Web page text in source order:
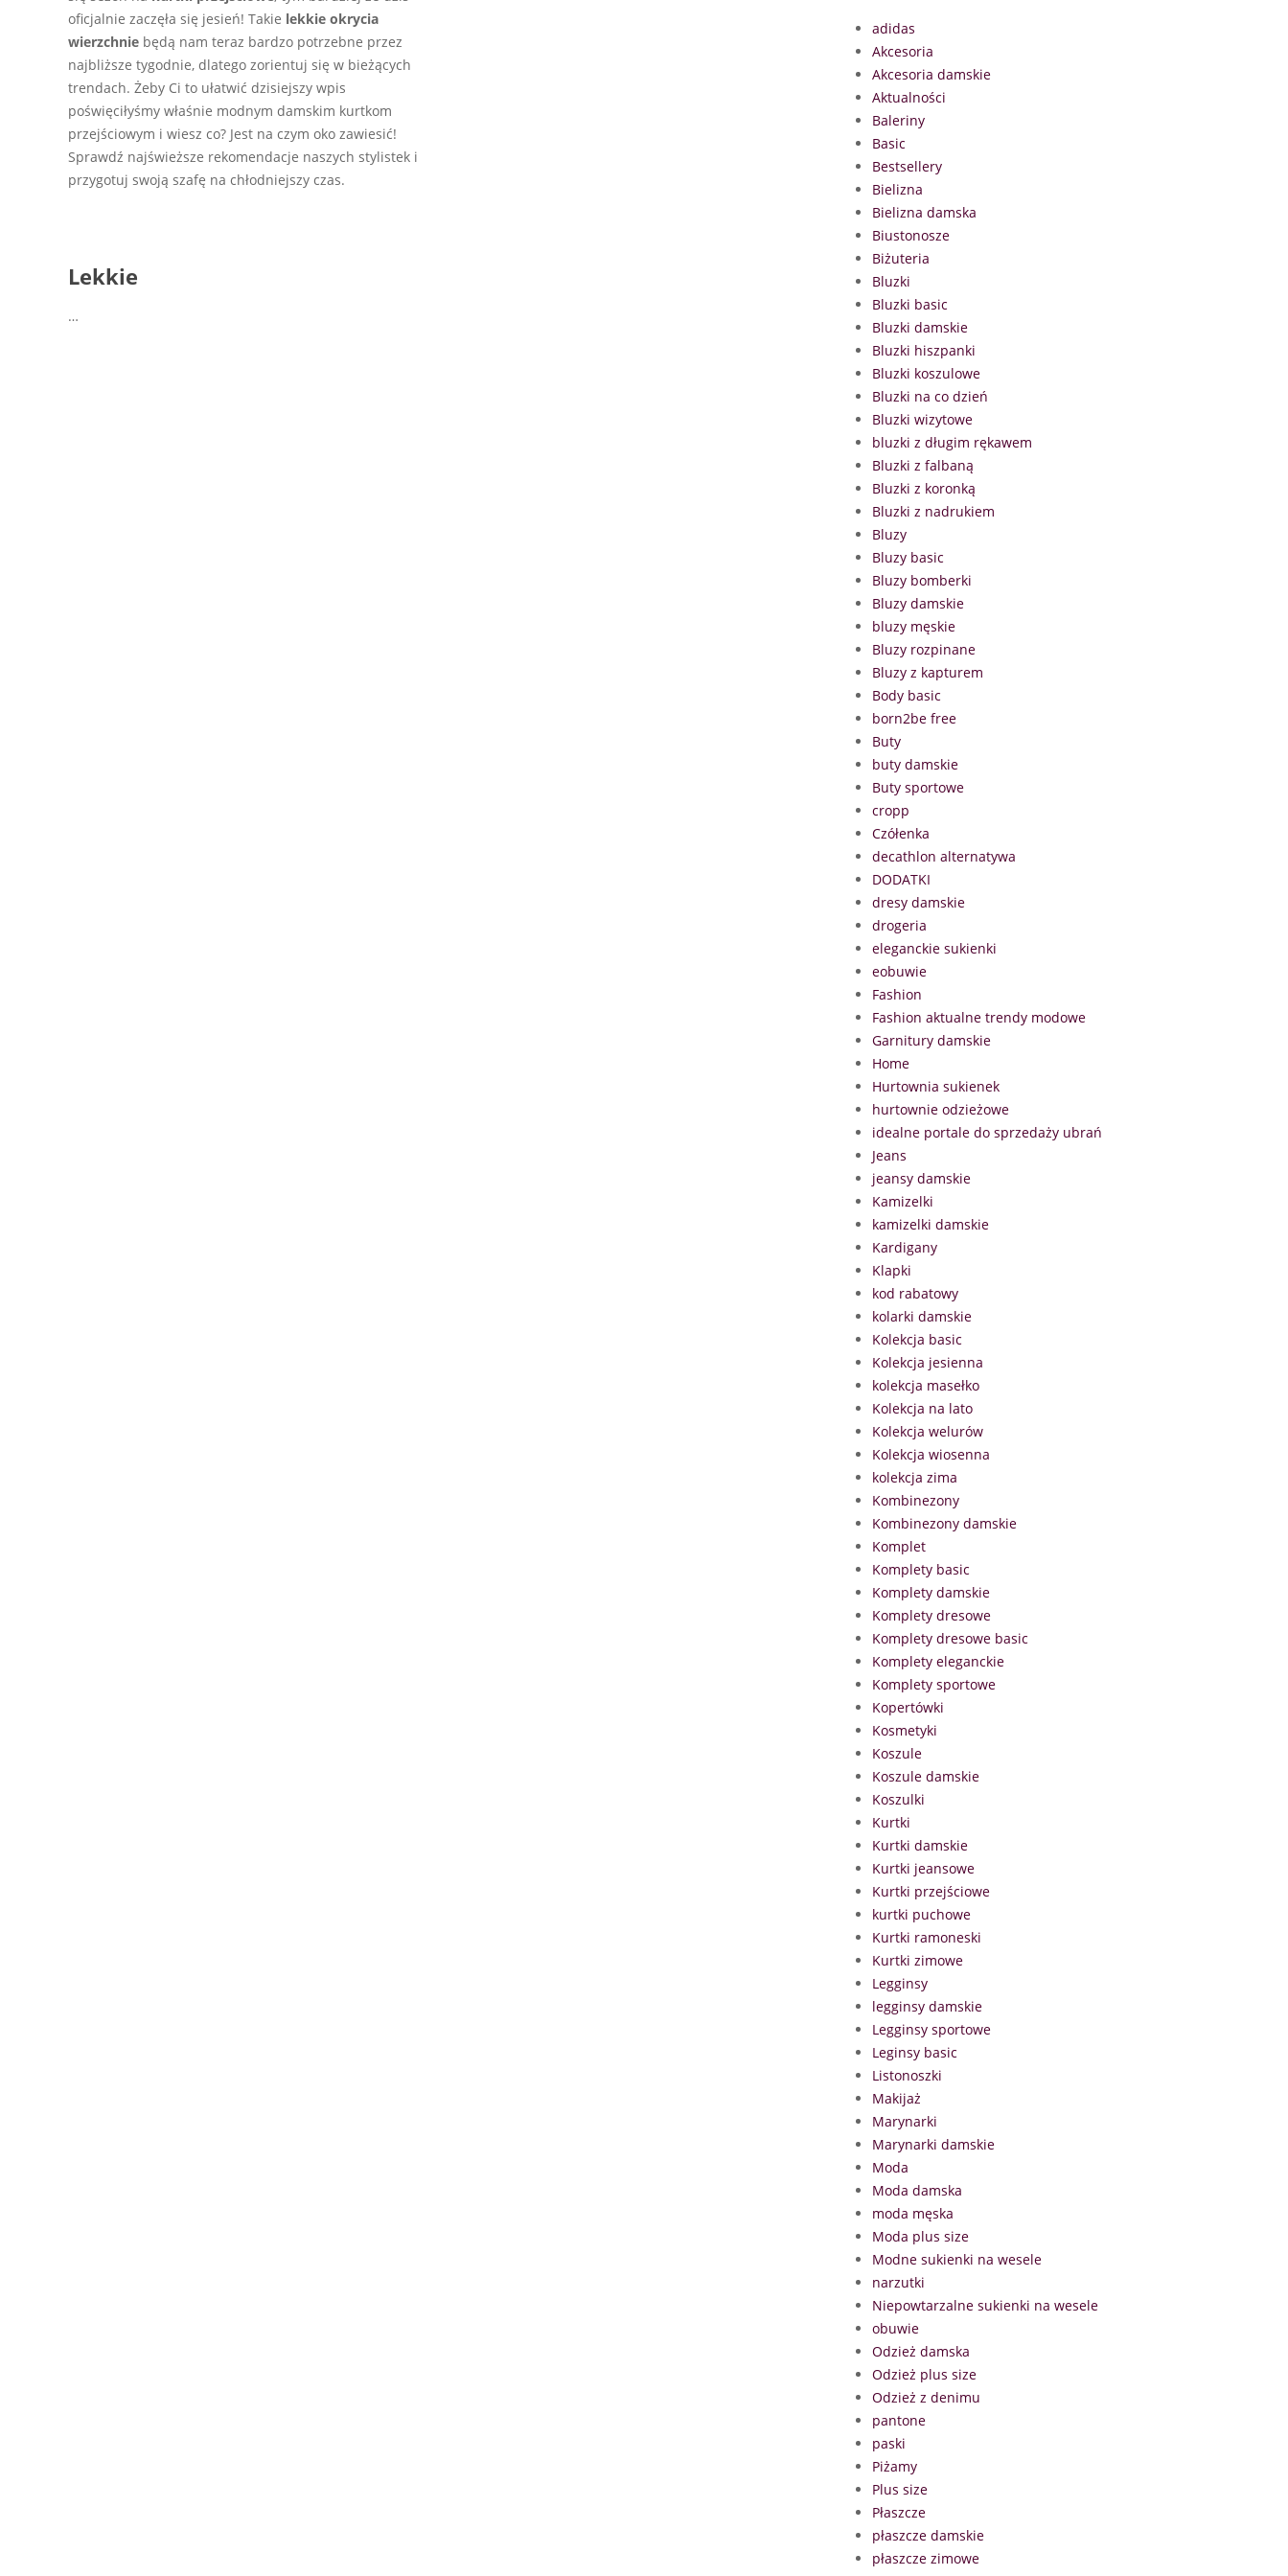
oficjalnie zaczęła się jesień! Takie lekkie okrycia
wierzchnie będą nam teraz bardzo potrzebne przez
najbliższe tygodnie, dlatego zorientuj się w bieżących
trendach. Żeby Ci to ułatwić dzisiejszy wpis
poświęciłyśmy właśnie modnym damskim kurtkom
przejściowym i wiesz co? Jest na czym oko zawiesić!
Sprawdź najświeższe rekomendacje naszych stylistek i
przygotuj swoją szafę na chłodniejszy czas.
Lekkie
…
adidas
Akcesoria
Akcesoria damskie
Aktualności
Baleriny
Basic
Bestsellery
Bielizna
Bielizna damska
Biustonosze
Biżuteria
Bluzki
Bluzki basic
Bluzki damskie
Bluzki hiszpanki
Bluzki koszulowe
Bluzki na co dzień
Bluzki wizytowe
bluzki z długim rękawem
Bluzki z falbaną
Bluzki z koronką
Bluzki z nadrukiem
Bluzy
Bluzy basic
Bluzy bomberki
Bluzy damskie
bluzy męskie
Bluzy rozpinane
Bluzy z kapturem
Body basic
born2be free
Buty
buty damskie
Buty sportowe
cropp
Czółenka
decathlon alternatywa
DODATKI
dresy damskie
drogeria
eleganckie sukienki
eobuwie
Fashion
Fashion aktualne trendy modowe
Garnitury damskie
Home
Hurtownia sukienek
hurtownie odzieżowe
idealne portale do sprzedaży ubrań
Jeans
jeansy damskie
Kamizelki
kamizelki damskie
Kardigany
Klapki
kod rabatowy
kolarki damskie
Kolekcja basic
Kolekcja jesienna
kolekcja masełko
Kolekcja na lato
Kolekcja welurów
Kolekcja wiosenna
kolekcja zima
Kombinezony
Kombinezony damskie
Komplet
Komplety basic
Komplety damskie
Komplety dresowe
Komplety dresowe basic
Komplety eleganckie
Komplety sportowe
Kopertówki
Kosmetyki
Koszule
Koszule damskie
Koszulki
Kurtki
Kurtki damskie
Kurtki jeansowe
Kurtki przejściowe
kurtki puchowe
Kurtki ramoneski
Kurtki zimowe
Legginsy
legginsy damskie
Legginsy sportowe
Leginsy basic
Listonoszki
Makijaż
Marynarki
Marynarki damskie
Moda
Moda damska
moda męska
Moda plus size
Modne sukienki na wesele
narzutki
Niepowtarzalne sukienki na wesele
obuwie
Odzież damska
Odzież plus size
Odzież z denimu
pantone
paski
Piżamy
Plus size
Płaszcze
płaszcze damskie
płaszcze zimowe